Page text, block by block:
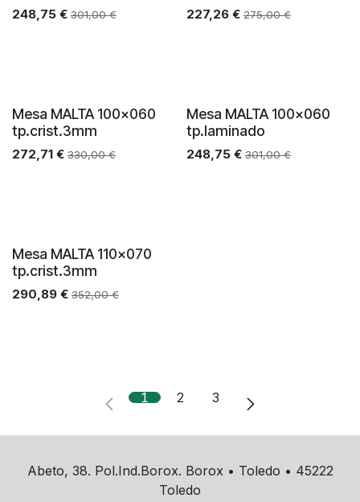
248,75 € 301,00€ 227,26€ 275,00€
Mesa MALTA 100x060
tp.crist.3mm
272,71 € 330,00€
Mesa MALTA 100x060
tp.laminado
248,75€ 301,00€
Mesa MALTA 110x070
tp.crist.3mm
290,89 € 352,00€
1 2 3
Abeto, 38. Pol.Ind.Borox. Borox • Toledo • 45222
Toledo